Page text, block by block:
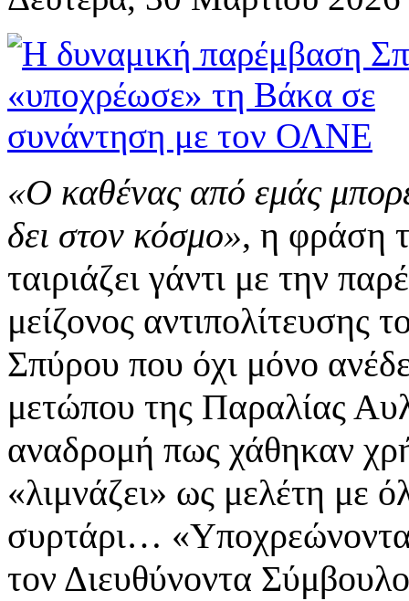
«Ο καθένας από εμάς
δει στον κόσμο», η φράση
ταιριάζει γάντι με την
μείζονος
Σπύρου που όχι μόνο
μετώπου της Παραλίας
αναδρομή πως χάθηκαν
«λιμνάζει» ως μελέτη με
συρτάρι…
τον Διευθύνοντα